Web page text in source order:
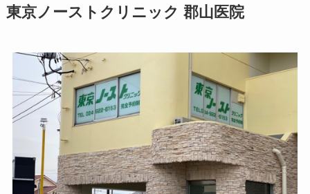
東京ノーストクリニック 郡山医院